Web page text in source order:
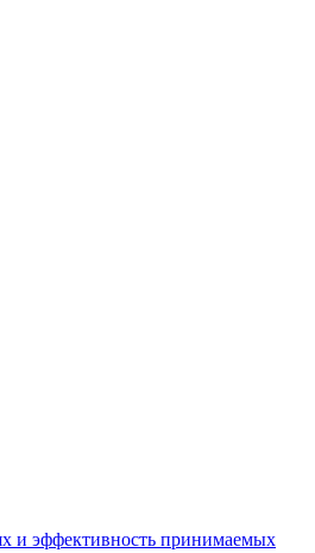
и эффективность принимаемых